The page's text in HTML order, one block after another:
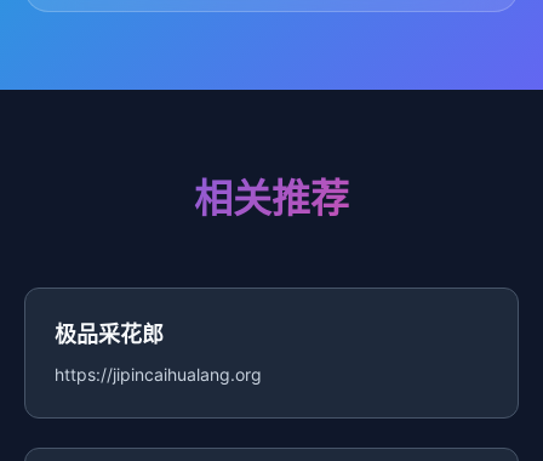
相关推荐
极品采花郎
https://jipincaihualang.org